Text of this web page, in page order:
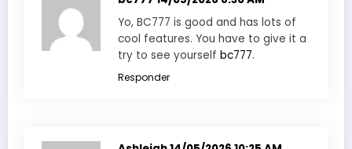
Yo, BC777 is good and has lots of
cool features. You have to give it a
try to see yourself bc777.
Responder